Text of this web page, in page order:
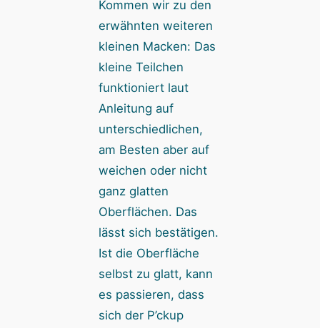
Kommen wir zu den
erwähnten weiteren
kleinen Macken: Das
kleine Teilchen
funktioniert laut
Anleitung auf
unterschiedlichen,
am Besten aber auf
weichen oder nicht
ganz glatten
Oberflächen. Das
lässt sich bestätigen.
Ist die Oberfläche
selbst zu glatt, kann
es passieren, dass
sich der P’ckup